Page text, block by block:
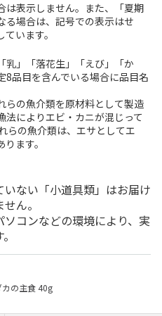
は表示しません。また、「夏期
る場合は、記号での表示はせ
います。
乳」「落花生」「えび」「か
8品目を含んでいる場合に品目名
の魚介類を原材料として製造
法によりエビ・カニが混じって
らの魚介類は、エサとしてエ
ます。
ない「小道具類」はお届け
ん。
コンなどの環境により、実
カの主食 40g